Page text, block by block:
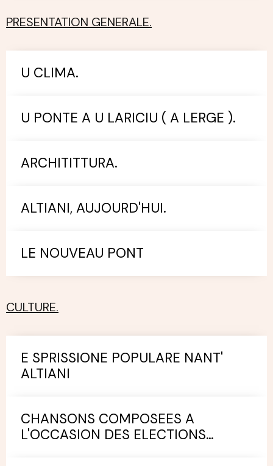
PRESENTATION GENERALE.
U CLIMA.
U PONTE A U LARICIU ( A LERGE ).
ARCHITITTURA.
ALTIANI, AUJOURD'HUI.
LE NOUVEAU PONT
CULTURE.
E SPRISSIONE POPULARE NANT'
ALTIANI
CHANSONS COMPOSEES A
L'OCCASION DES ELECTIONS